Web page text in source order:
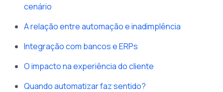
cenário
A relação entre automação e inadimplência
Integração com bancos e ERPs
O impacto na experiência do cliente
Quando automatizar faz sentido?